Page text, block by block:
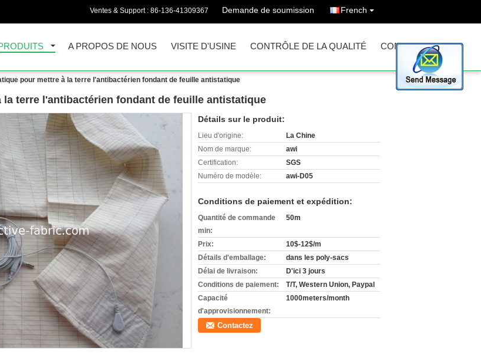
Ventes & Support : 86-136-41309367 Demande de soumission French
A PROPOS DE NOUS VISITE D'USINE CONTRÔLE DE LA QUALITÉ CONTACT
pour mettre à la terre l'antibactérien fondant de feuille antistatique
terre l'antibactérien fondant de feuille antistatique
Détails sur le produit:
Lieu d'origine:
La Chine
Nom de marque:
awi
Certification:
SGS
Numéro de modèle:
awi-D05
Conditions de paiement et expédition:
Quantité de commande
min:
50m
Prix:
10$-12$/m
Détails d'emballage:
dans les poly-sacs
Délai de livraison:
D'ici 3 jours
Conditions de paiement:
T/T, Western Union, Paypal
Capacité
d'approvisionnement:
1000meters/month
Contactez